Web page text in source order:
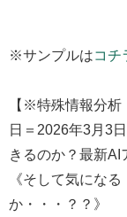
※サンプルはコチ
【※特殊情報分
日＝2026年3月3
きるのか？最新AI
《そして気にな
か・・・？？》